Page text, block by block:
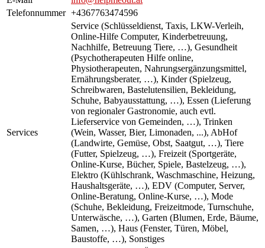
Telefonnummer +4367763474596
Services
Service (Schlüsseldienst, Taxis, LKW-Verleih,
Online-Hilfe Computer, Kinderbetreuung,
Nachhilfe, Betreuung Tiere, …), Gesundheit
(Psychotherapeuten Hilfe online,
Physiotherapeuten, Nahrungsergänzungsmittel,
Ernährungsberater, …), Kinder (Spielzeug,
Schreibwaren, Bastelutensilien, Bekleidung,
Schuhe, Babyausstattung, …), Essen (Lieferung
von regionaler Gastronomie, auch evtl.
Lieferservice von Gemeinden, …), Trinken
(Wein, Wasser, Bier, Limonaden, ...), AbHof
(Landwirte, Gemüse, Obst, Saatgut, …), Tiere
(Futter, Spielzeug, …), Freizeit (Sportgeräte,
Online-Kurse, Bücher, Spiele, Bastelzeug, …),
Elektro (Kühlschrank, Waschmaschine, Heizung,
Haushaltsgeräte, …), EDV (Computer, Server,
Online-Beratung, Online-Kurse, …), Mode
(Schuhe, Bekleidung, Freizeitmode, Turnschuhe,
Unterwäsche, …), Garten (Blumen, Erde, Bäume,
Samen, …), Haus (Fenster, Türen, Möbel,
Baustoffe, …), Sonstiges